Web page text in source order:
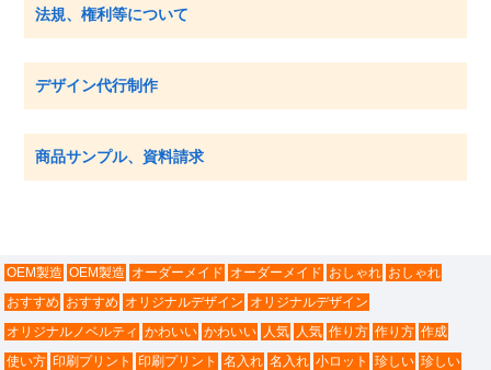
法規、権利等について
デザイン代行制作
商品サンプル、資料請求
OEM製造 OEM製造 オーダーメイド オーダーメイド おしゃれ おしゃれ
おすすめ おすすめ オリジナルデザイン オリジナルデザイン
オリジナルノベルティ かわいい かわいい 人気 人気 作り方 作り方 作成
使い方 印刷プリント 印刷プリント 名入れ 名入れ 小ロット 珍しい 珍しい